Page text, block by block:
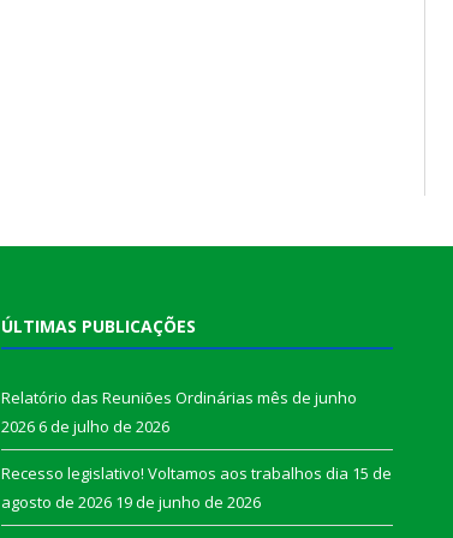
ÚLTIMAS PUBLICAÇÕES
Relatório das Reuniões Ordinárias mês de junho
20266 de julho de 2026
Recesso legislativo! Voltamos aos trabalhos dia 15 de
agosto de 2026 19 de junho de 2026